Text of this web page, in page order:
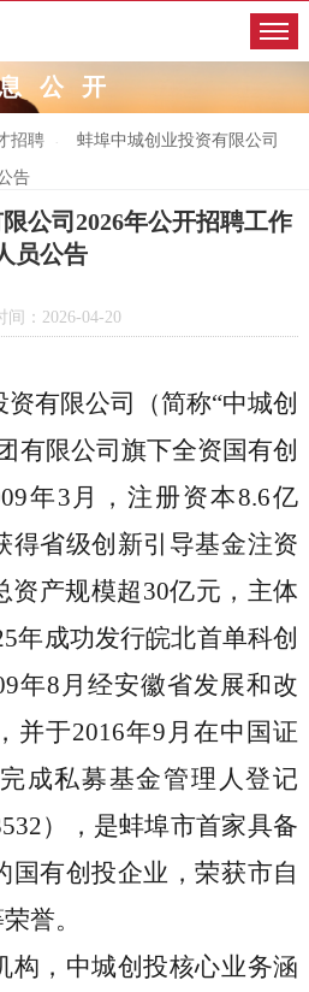
公开
招聘 蚌埠中城创业投资有限公司
告
公司2026年公开招聘工作
员公告
间：2026-04-20
资有限公司（简称“中城创
有限公司旗下全资国有创
年3 月，注册资本8.6亿
得省级创新引导基金注资
资产规模超30亿元，主体
年成功发行皖北首单科创
年8 月经安徽省发展和改
并于2016年9 月在中国证
成私募基金管理人登记
），是蚌埠市首家具备
国有创投企业，荣获市自
誉。
构，中城创投核心业务涵